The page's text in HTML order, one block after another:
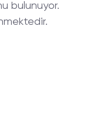
bulunuyor.